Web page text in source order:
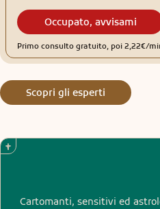
Occupato, avvisami
Primo consulto gratuito, poi 2,22€/
Scopri gli esperti
Cartomanti, sensitivi ed